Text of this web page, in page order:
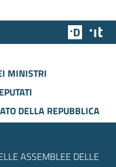
Team
MINISTRI
DELLA REPUBBLICA
ASSEMBLEE DELLE